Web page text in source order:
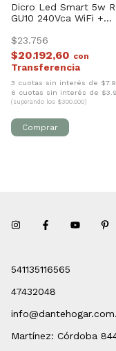
Dicro Led Smart 5w
GU10 240Vca WiFi +
$23.756
$20.192,60 con
3 cuotas sin interés de
6 cuotas sin interés de
(superando los $300.000)
541135116565
47432048
Martínez: Córdoba